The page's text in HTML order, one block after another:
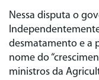
Nessa disputa o
desmatamento e a
nome do
ministros da